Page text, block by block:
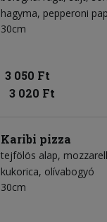
hagyma pepperoni
30cm
3 050 Ft
3 020 Ft
Karibi pizza
tejfölös alap
kukorica olívabogyó
30cm